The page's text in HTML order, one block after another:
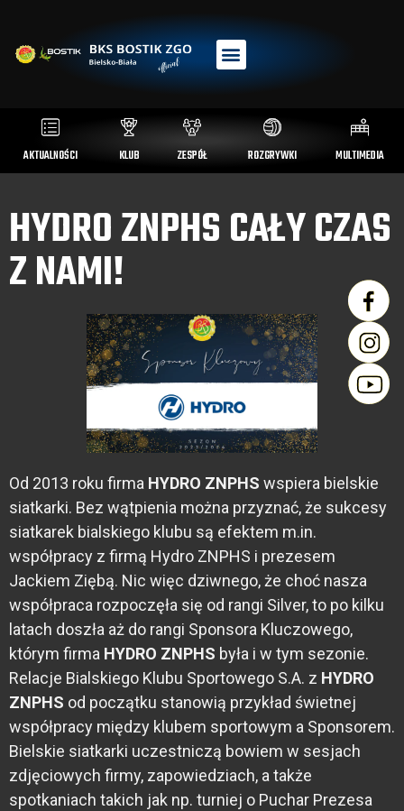
AKTUALNOŚCI KLUB ZESPÓŁ ROZGRYWKI MULTIMEDIA
HYDRO ZNPHS CAŁY CZAS
Z NAMI!
Od 2013 roku firma HYDRO ZNPHS wspiera bielskie
siatkarki. Bez wątpienia można przyznać, że sukcesy
siatkarek bialskiego klubu są efektem m.in.
współpracy z firmą Hydro ZNPHS i prezesem
Jackiem Ziębą. Nic więc dziwnego, że choć nasza
współpraca rozpoczęła się od rangi Silver, to po kilku
latach doszła aż do rangi Sponsora Kluczowego,
którym firma HYDRO ZNPHS była i w tym sezonie.
Relacje Bialskiego Klubu Sportowego S.A. z HYDRO
ZNPHS od początku stanowią przykład świetnej
współpracy między klubem sportowym a Sponsorem.
Bielskie siatkarki uczestniczą bowiem w sesjach
zdjęciowych firmy, zapowiedziach, a także
spotkaniach takich jak np. turniej o Puchar Prezesa